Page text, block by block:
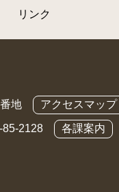
リンク
地 アクセスマップ
2128 各課案内